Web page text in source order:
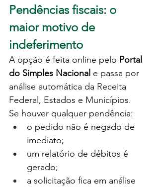
Pendências fiscais: o
maior motivo de
indeferimento
A opção é feita online pelo Portal
do Simples Nacional e passa por
análise automática da Receita
Federal, Estados e Municípios.
Se houver qualquer pendência:
o pedido não é negado de
imediato;
um relatório de débitos é
gerado;
a solicitação fica em análise